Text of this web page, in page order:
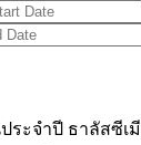
ระจำปี ธาลัสซีเ